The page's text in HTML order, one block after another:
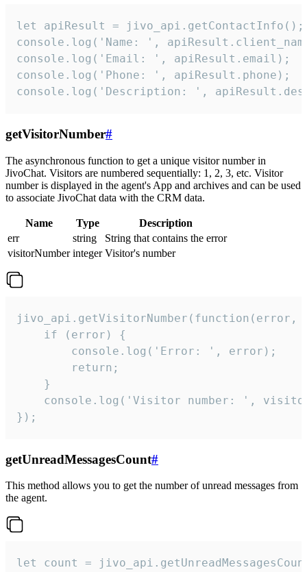
let apiResult = jivo_api.getContactInfo();
console.log('Name: ',
console.log('Email: ', apiResult.email);
console.log('Phone: ', apiResult.phone);
console.log('Description: ',
getVisitorNumber#
The asynchronous function to get a unique visitor number in
JivoChat. Visitors are numbered sequentially: 1, 2, 3, etc. Visitor
number is displayed in the agent's App and archives and can be used
to associate JivoChat data with the CRM data.
Name Type
Description
err
string
String that contains the error
visitorNumber integer Visitor's number
jivo_api.getVisitorNumber(function(error,
    if (error) {
        console.log('Error: ', error);
        return;
    }
console.log('Visitor number: ',
});
getUnreadMessagesCount#
This method allows you to get the number of unread messages from
the agent.
let count =